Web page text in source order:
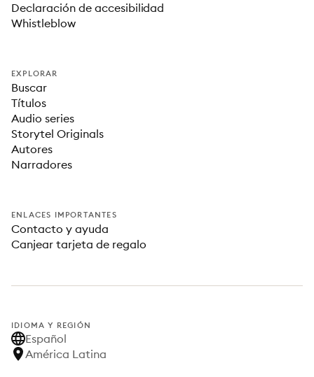
Declaración de accesibilidad
Whistleblow
EXPLORAR
Buscar
Títulos
Audio series
Storytel Originals
Autores
Narradores
ENLACES IMPORTANTES
Contacto y ayuda
Canjear tarjeta de regalo
IDIOMA Y REGIÓN
Español
América Latina